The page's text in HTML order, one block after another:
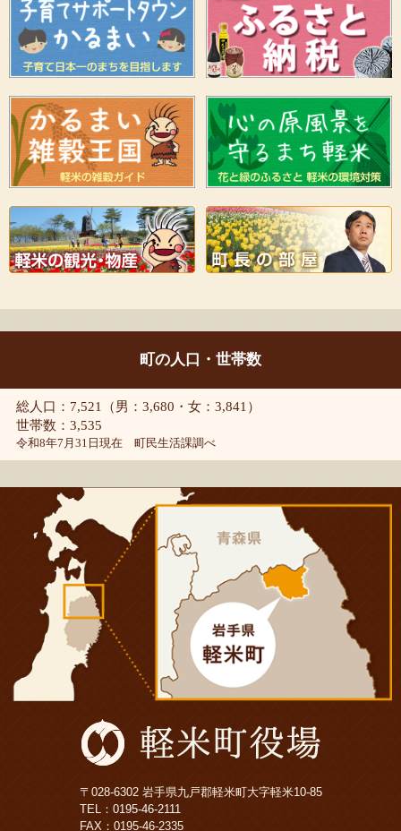
町の人口・世帯数
総人口：7,521（男：3,680・女：3,841）
世帯数：3,535
令和8年7月31日現在 町民生活課調べ
〒028-6302 岩手県九戸郡軽米町大字軽米10-85
TEL： 0195-46-2111
FAX：0195-46-2335